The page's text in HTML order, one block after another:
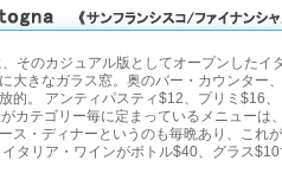
そのカジュアル版としてオープンしたイ
大きなガラス窓。奥のバー・カウンター
的。 アンティパスティ$12、プリミ$16
カテゴリー毎に定まっているメニューは
ス・ディナーというのも毎晩あり、これ
タリア・ワインがボトル$40、グラス